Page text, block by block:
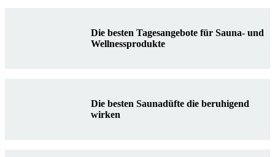
Die besten Tagesangebote für Sauna- und
Wellnessprodukte
Die besten Saunadüfte die beruhigend
wirken